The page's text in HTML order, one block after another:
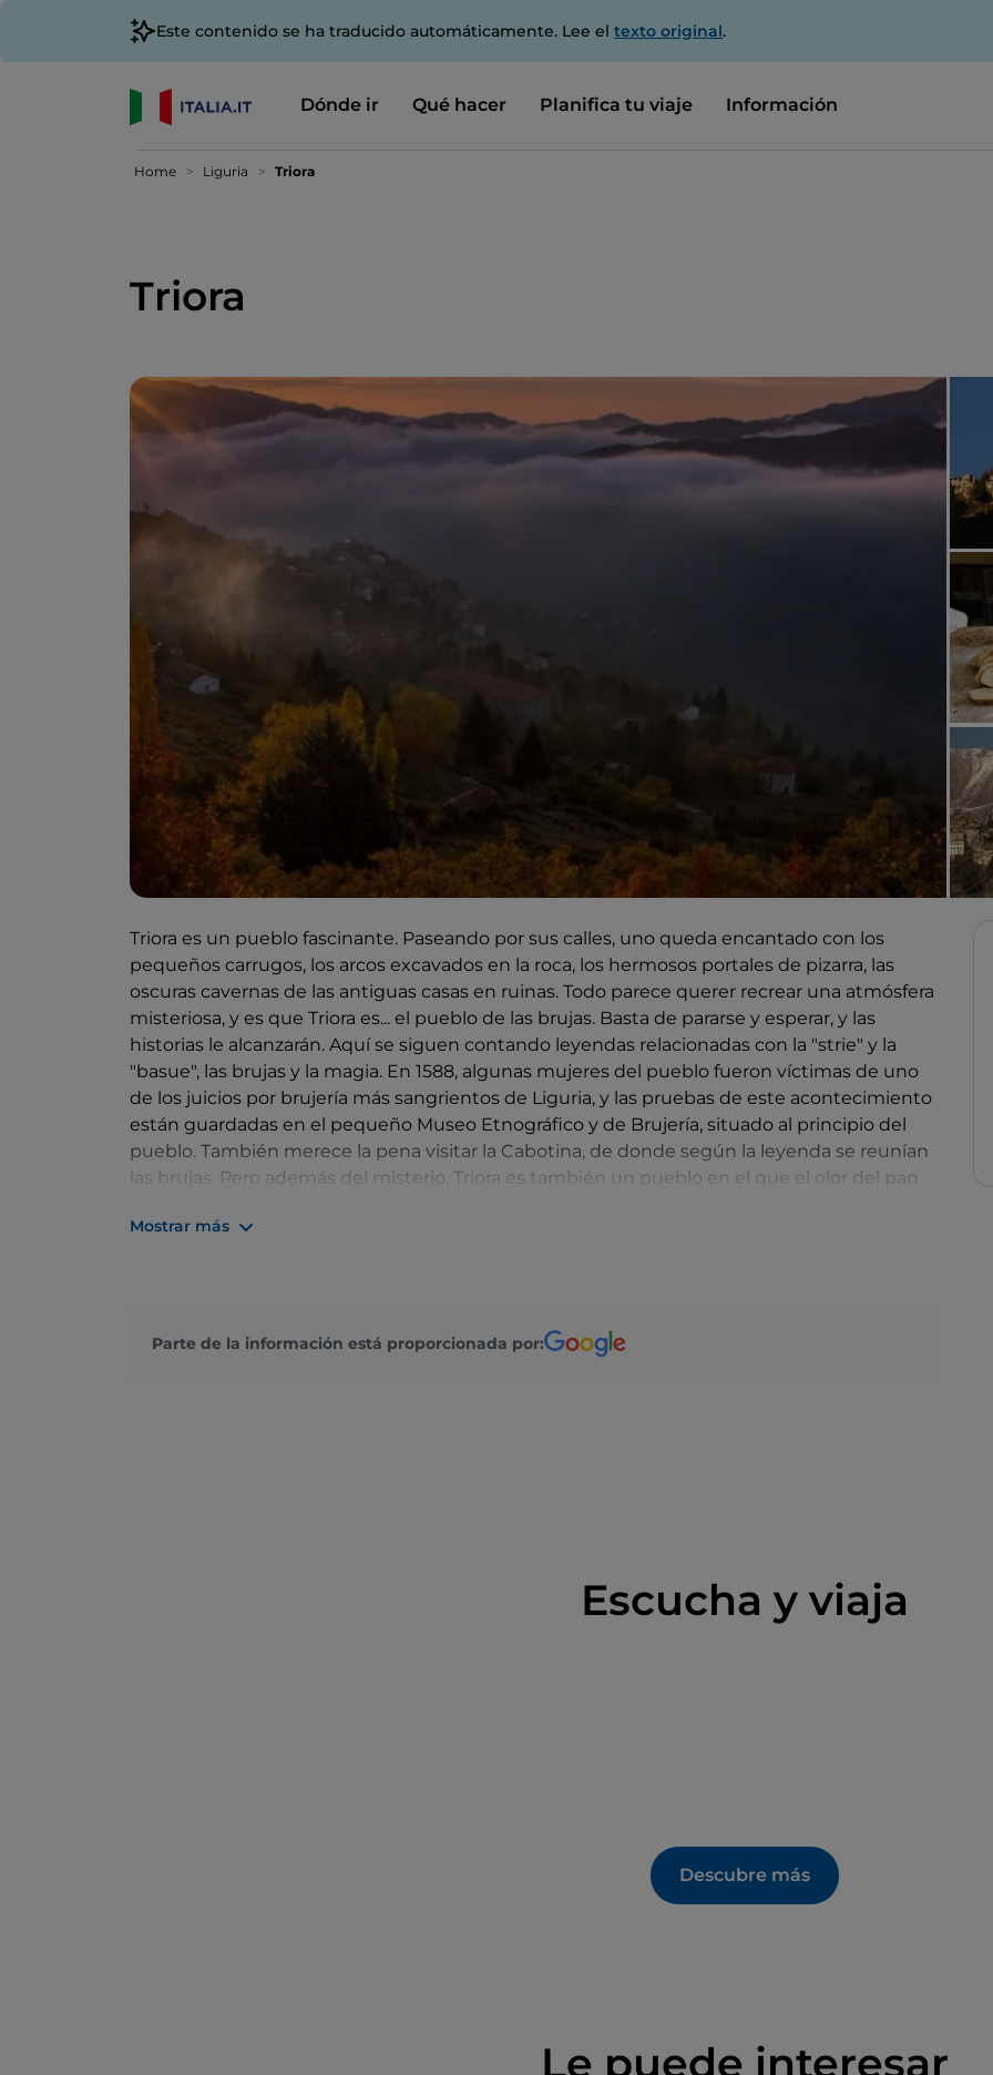
Este contenido se ha traducido automáticamente. Lee el texto original.
Dónde ir Qué hacer Planifica tu viaje Información
Home Liguria Triora
Triora
Triora es un pueblo fascinante. Paseando por sus calles, uno queda encantado con los
pequeños carrugos, los arcos excavados en la roca, los hermosos portales de pizarra, las
oscuras cavernas de las antiguas casas en ruinas. Todo parece querer recrear una atmósfera
misteriosa, y es que Triora es... el pueblo de las brujas. Basta de pararse y esperar, y las
historias le alcanzarán. Aquí se siguen contando leyendas relacionadas con la "strie" y la
"basue", las brujas y la magia. En 1588, algunas mujeres del pueblo fueron víctimas de uno
de los juicios por brujería más sangrientos de Liguria, y las pruebas de este acontecimiento
están guardadas en el pequeño Museo Etnográfico y de Brujería, situado al principio del
pueblo. También merece la pena visitar la Cabotina, de donde según la leyenda se reunían
las brujas. Pero además del misterio, Triora es también un pueblo en el que el olor del pan
historia más antigua, la de la relación entre el hombre y la tierra.
Mostrar más
Parte de la información está proporcionada por:
Escucha y viaja
Descubre más
Le puede interesar